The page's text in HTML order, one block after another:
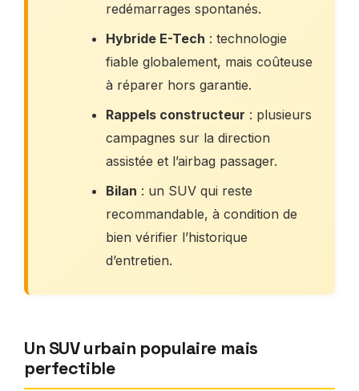
redémarrages spontanés.
Hybride E-Tech : technologie
fiable globalement, mais coûteuse
à réparer hors garantie.
Rappels constructeur : plusieurs
campagnes sur la direction
assistée et l’airbag passager.
Bilan : un SUV qui reste
recommandable, à condition de
bien vérifier l’historique
d’entretien.
Un SUV urbain populaire mais
perfectible